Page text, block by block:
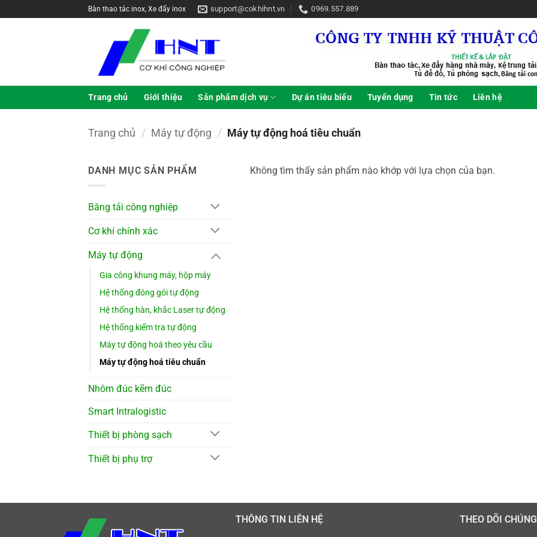
Bàn thao tác inox, Xe đẩy inox support@cokhihnt.vn 0969.557.889
Trang chủ Giới thiệu Sản phẩm dịch vụ Dự án tiêu biểu Tuyển dụng Tin tức Liên hệ
Trang chủ / Máy tự động / Máy tự động hoá tiêu chuẩn
DANH MỤC SẢN PHẨM
Băng tải công nghiệp
Cơ khí chính xác
Máy tự động
Gia công khung máy, hộp máy
Hệ thống đóng gói tự động
Hệ thống hàn, khắc Laser tự động
Hệ thống kiểm tra tự động
Máy tự động hoá theo yêu cầu
Máy tự động hoá tiêu chuẩn
Nhôm đúc kẽm đúc
Smart Intralogistic
Thiết bị phòng sạch
Thiết bị phụ trợ
Không tìm thấy sản phẩm nào khớp với lựa chọn của bạn.
THÔNG TIN LIÊN HỆ THEO DÕI